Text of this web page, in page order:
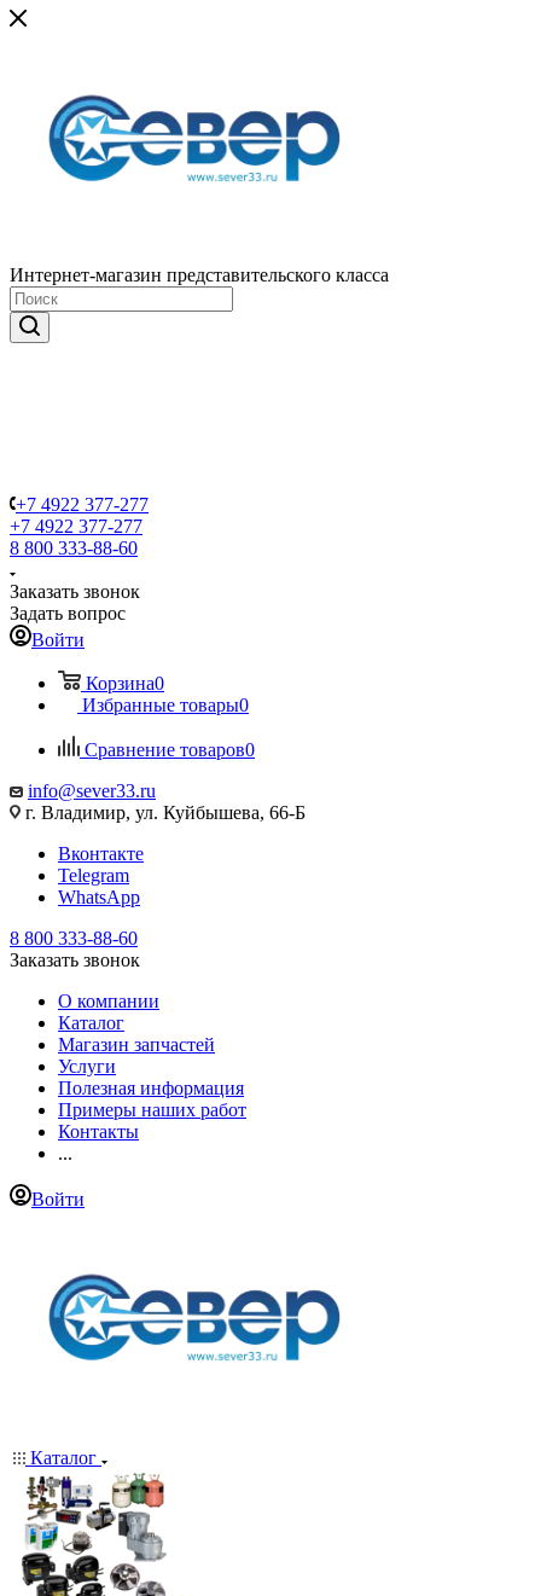
Интернет-магазин представительского класса
+7 4922 377-277
+7 4922 377-277
8 800 333-88-60
Заказать звонок
Задать вопрос
Войти
Корзина0
Избранные товары0
Сравнение товаров0
info@sever33.ru
г. Владимир, ул. Куйбышева, 66-Б
Вконтакте
Telegram
WhatsApp
8 800 333-88-60
Заказать звонок
О компании
Каталог
Магазин запчастей
Услуги
Полезная информация
Примеры наших работ
Контакты
...
Войти
Каталог